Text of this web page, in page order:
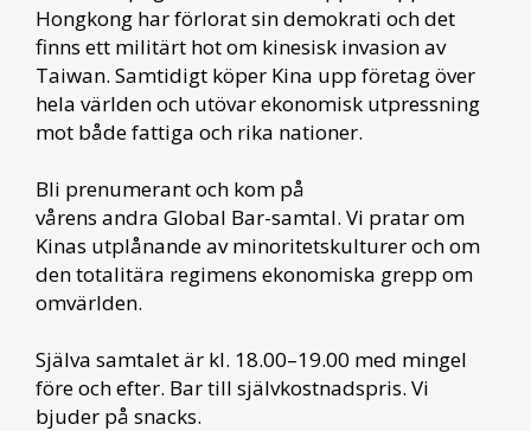
Hongkong har förlorat sin demokrati och det
finns ett militärt hot om kinesisk invasion av
Taiwan. Samtidigt köper Kina upp företag över
hela världen och utövar ekonomisk utpressning
mot både fattiga och rika nationer.
Bli prenumerant och kom på
vårens andra Global Bar-samtal. Vi pratar om
Kinas utplånande av minoritetskulturer och om
den totalitära regimens ekonomiska grepp om
omvärlden.
Själva samtalet är kl. 18.00–19.00 med mingel
före och efter. Bar till självkostnadspris. Vi
bjuder på snacks.